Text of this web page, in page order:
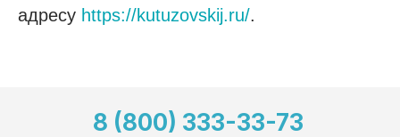
адресу https://kutuzovskij.ru/.
8 (800) 333-33-73